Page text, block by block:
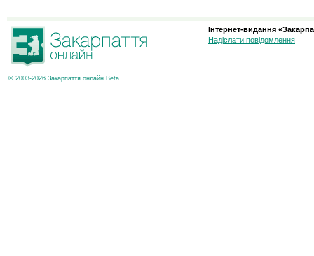
© 2003-2026 Закарпаття онлайн Beta
Інтернет-видання
Надіслати повідомлення